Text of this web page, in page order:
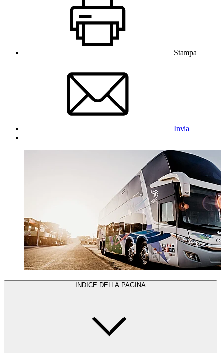
Stampa
Invia
INDICE DELLA PAGINA